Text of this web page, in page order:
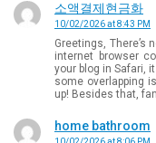
소액결제현금화
10/02/2026 at 8:43 PM
Greetings, There’s
internet browser
your blog in Safari,
some overlapping
up! Besides that,
home bathroom